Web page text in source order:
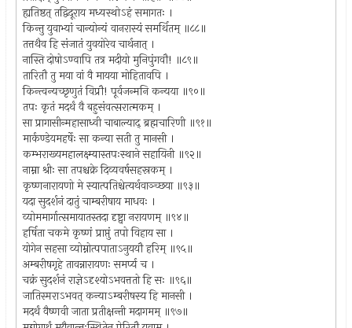
ह्यतिष्ठत् तद्विदूराय मध्यस्थोऽहं समागतः ।
किन्तु युवाभ्यां चान्योन्यं वानरास्यं समर्थितम् ॥८८॥
तत्तथैव हि संजातं युवयोरेव चार्थनात् ।
नास्ति दोषोऽण्वापि तत्र मदीयो मुनिपुंगवौ! ॥८९॥
तारितौ तु मया वां वै मायया मोहितावपि ।
किन्त्वन्यच्छृणुतं विप्रौ! पूर्वजन्मनि कन्यया ॥९०॥
तपः कृतं मदर्थं वै बहुसंवत्सरात्मकम् ।
सा प्रागासीन्महासाध्वी चाबाल्याद् ब्रह्मचारिणी ॥९१॥
मार्कण्डेयमहर्षेः सा कन्या सती तु मानसी ।
कम्भराख्यमहालक्ष्म्यास्तपःस्थाने सहायिनी ॥९२॥
नाम्ना श्रीः सा तपश्चक्रे दिव्यवर्षसहस्रकम् ।
कृष्णनारायणो मे स्यात्पतिश्चेत्यर्थवाञ्च्छया ॥९३॥
यदा सुदर्शनं दातुं चाम्बरीषाय माधवः ।
व्योममार्गात्समायातस्तदा दृष्ट्वा नरायणम् ॥९४॥
हर्षिता चकमे कृष्णं प्राप्तुं तपो विहाय सा ।
योगेन सहसा व्योम्नोत्पपाताऽनुययौ हरिम् ॥९५॥
अम्बरीषगृहे तावन्नारायणः समर्प्य च ।
चक्रं सुदर्शनं राज्ञेऽदृश्योऽभवत्ततो हि सः ॥९६॥
जातिस्मराऽभवत् कन्याऽम्बरीषस्य हि मानसी ।
मदर्थं वैष्णवी जाता प्रतीक्षन्ती मदागमम् ॥९७॥